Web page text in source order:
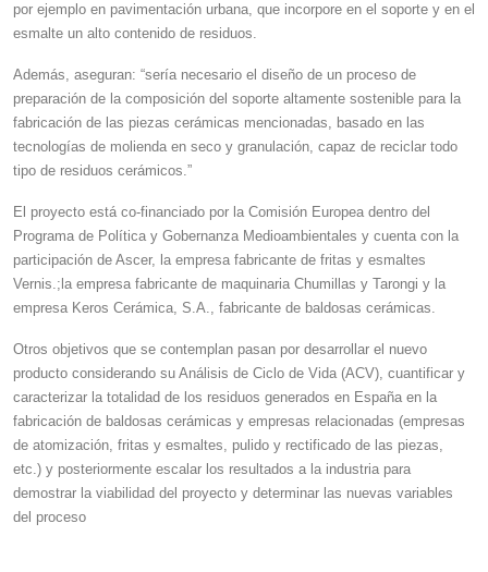
por ejemplo en pavimentación urbana, que incorpore en el soporte y en el
esmalte un alto contenido de residuos.
Además, aseguran: “sería necesario el diseño de un proceso de
preparación de la composición del soporte altamente sostenible para la
fabricación de las piezas cerámicas mencionadas, basado en las
tecnologías de molienda en seco y granulación, capaz de reciclar todo
tipo de residuos cerámicos.”
El proyecto está co-financiado por la Comisión Europea dentro del
Programa de Política y Gobernanza Medioambientales y cuenta con la
participación de Ascer, la empresa fabricante de fritas y esmaltes
Vernis.; la empresa fabricante de maquinaria Chumillas y Tarongi y la
empresa Keros Cerámica, S.A., fabricante de baldosas cerámicas.
Otros objetivos que se contemplan pasan por desarrollar el nuevo
producto considerando su Análisis de Ciclo de Vida (ACV), cuantificar y
caracterizar la totalidad de los residuos generados en España en la
fabricación de baldosas cerámicas y empresas relacionadas (empresas
de atomización, fritas y esmaltes, pulido y rectificado de las piezas,
etc.) y posteriormente escalar los resultados a la industria para
demostrar la viabilidad del proyecto y determinar las nuevas variables
del proceso